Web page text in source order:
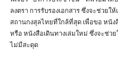
ลงตรา การรับรองเอกสาร ซึ่งจะช่วยใ
สถานกงสุลไทยที่ใกล้ที่สุด เพื่อขอ หนัง
หรือ หนังสือเดินทางเล่มใหม่ ซึ่งจะช่ว
ไม่มีสะดุด